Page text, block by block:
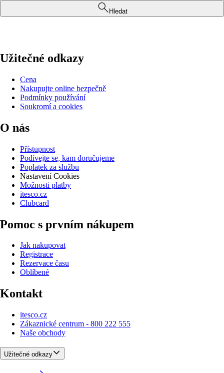
Hledat
Užitečné odkazy
Cena
Nakupujte online bezpečně
Podmínky používání
Soukromí a cookies
O nás
Přístupnost
Podívejte se, kam doručujeme
Poplatek za službu
Nastavení Cookies
Možnosti platby
itesco.cz
Clubcard
Pomoc s prvním nákupem
Jak nakupovat
Registrace
Rezervace času
Oblíbené
Kontakt
itesco.cz
Zákaznické centrum - 800 222 555
Naše obchody
Užitečné odkazy